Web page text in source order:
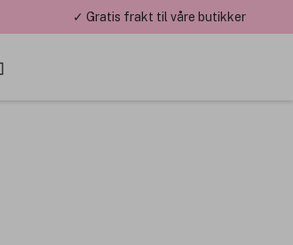
✓ Gratis frakt til våre butikker